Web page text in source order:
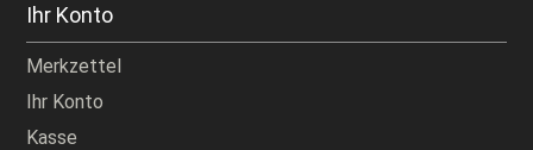
Ihr Konto
Merkzettel
Ihr Konto
Kasse